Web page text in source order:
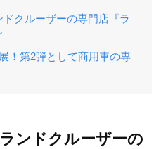
クルーザーの専門店『ラ
！第2弾として商用車の専
ンドクルーザーの